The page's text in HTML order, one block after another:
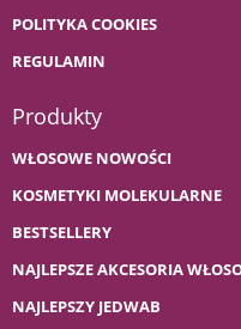
POLITYKA COOKIES
REGULAMIN
Produkty
WŁOSOWE NOWOŚCI
KOSMETYKI MOLEKULARNE
BESTSELLERY
NAJLEPSZE AKCESORIA
NAJLEPSZY JEDWAB